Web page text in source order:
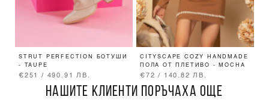
STRUT PERFECTION БОТУШИ
- TAUPE
€251 / 490.91 ЛВ.
CITYSCAPE COZY HANDMADE
ПОЛА ОТ ПЛЕТИВО - MOCHA
€72 / 140.82 ЛВ.
НАШИТЕ КЛИЕНТИ ПОРЪЧАХА ОЩЕ